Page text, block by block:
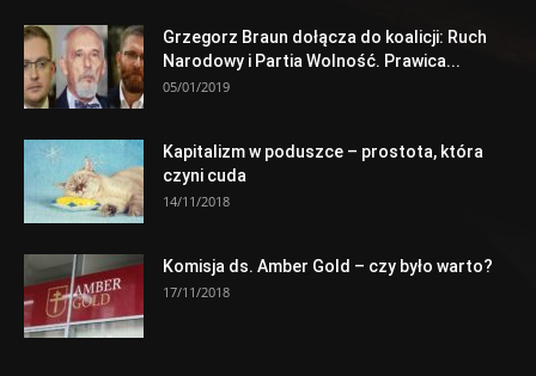
Grzegorz Braun dołącza do koalicji: Ruch
Narodowy i Partia Wolność. Prawica...
05/01/2019
Kapitalizm w poduszce – prostota, która
czyni cuda
14/11/2018
Komisja ds. Amber Gold – czy było warto?
17/11/2018